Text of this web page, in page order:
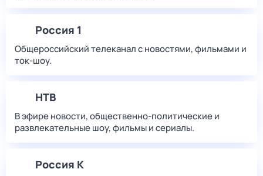
Россия 1
Общероссийский телеканал с новостями, фильмами и
ток-шоу.
НТВ
В эфире новости, общественно-политические и
развлекательные шоу, фильмы и сериалы.
Россия К